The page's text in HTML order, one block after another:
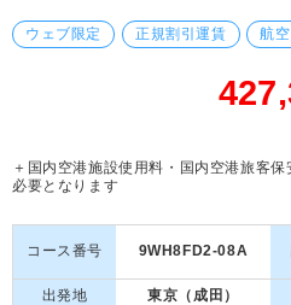
ウェブ限定 正規割引運賃 航
＋国内空港施設使用料・国内空港旅客
必要となります
コース番号 9WH8FD2-08A
出発地
東京（成田）